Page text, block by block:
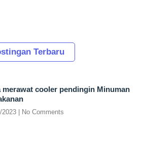
Terbaru
merawat cooler pendingin Minuman
2023 No Comments